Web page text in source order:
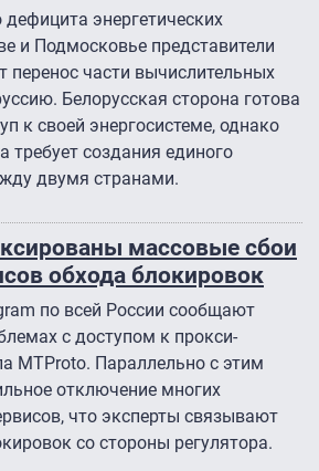
дефицита энергетических
и Подмосковье представители
перенос части вычислительных
Белорусская сторона готова
к своей энергосистеме, однако
требует создания единого
двумя странами.
массовые сбои
обхода блокировок
по всей России сообщают
с доступом к прокси-
MTProto. Параллельно с этим
отключение многих
что эксперты связывают
со стороны регулятора.